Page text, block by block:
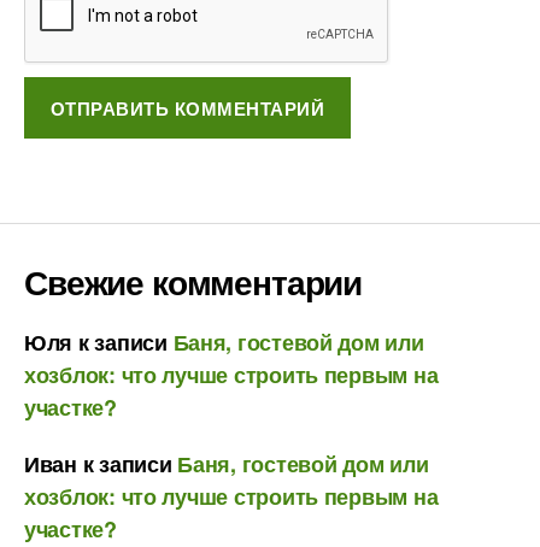
Свежие комментарии
Юля к записи Баня, гостевой дом или
хозблок: что лучше строить первым на
участке?
Иван к записи Баня, гостевой дом или
хозблок: что лучше строить первым на
участке?